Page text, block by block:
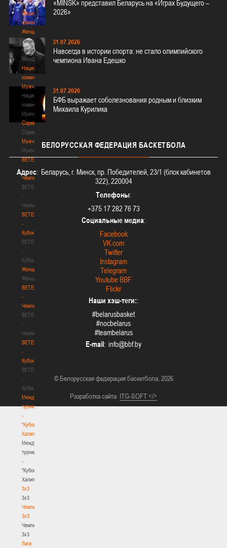
3х3
Национальная
команда.
Женщины
Национальная
команда.
Женщины
Национальная
команда.
Мужчины
Национальная
команда.
Мужчины
Соревнования
Соревнования
Мужчины
Мужчины
BETERA
-
Чемпионат
BETERA
-
Чемпионат
BETERA
-
Кубок
BETERA
-
Кубок
Женщины
Женщины
BETERA
-
Чемпионат
BETERA
-
Чемпионат
BETERA
-
Кубок
BETERA
-
Кубок
Международный
турнир
-
"Кубок
Халипского"
Международный
турнир
-
"Кубок
Халипского"
3x3
3x3
Чемпионат
3х3
Чемпионат
3х3
Лига
«MINSK» представил Беларусь на «Играх Будущего –
2026»
31.07.2026
Навсегда в истории спорта: не стало олимпийского
чемпиона Ивана Едешко
31.07.2026
БФБ выражает соболезнования родным и близким
Михаила Курилика
БЕЛОРУССКАЯ ФЕДЕРАЦИЯ БАСКЕТБОЛА
Адрес: Беларусь, г. Минск, пр. Победителей, 23/1 (блок кабинетов
322), 220004
Телефоны:
+375 17 282 76 73
Социальные медиа:
Facebook
VK.com
Twitter
Instagram
Telegram
Youtube BBF
Flickr
Наши хэш-теги::
#belarusbasket
#nocbelarus
#teambelarus
E-mail:
© Белорусская федерация баскетбола, 2026
Разработка сайта ITG-SOFT </>